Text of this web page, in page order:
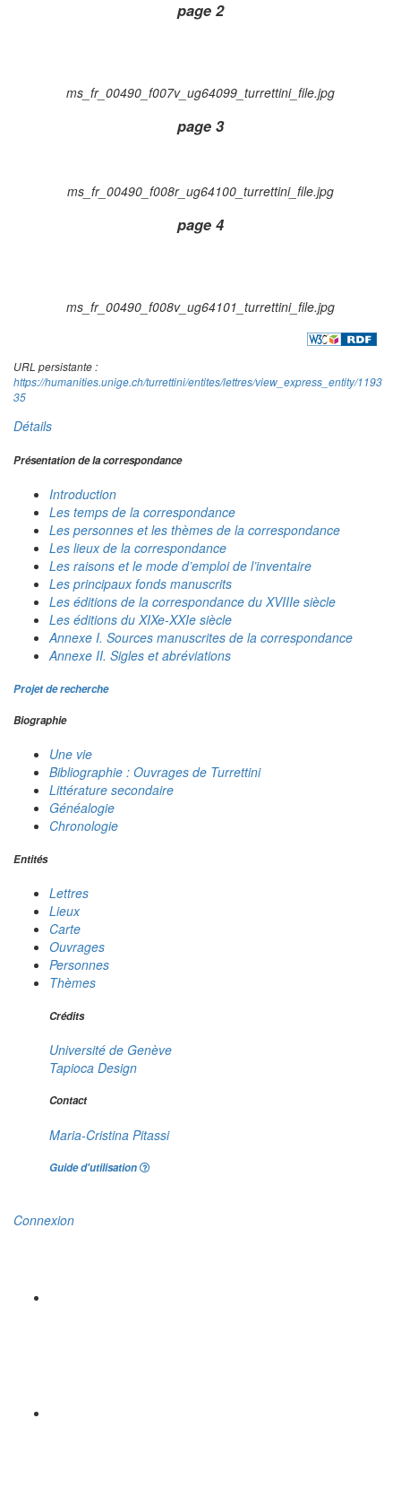
page 2
ms_fr_00490_f007v_ug64099_turrettini_file.jpg
page 3
ms_fr_00490_f008r_ug64100_turrettini_file.jpg
page 4
ms_fr_00490_f008v_ug64101_turrettini_file.jpg
URL persistante :
https://humanities.unige.ch/turrettini/entites/lettres/view_express_entity/1193
35
Détails
Présentation de la correspondance
Introduction
Les temps de la correspondance
Les personnes et les thèmes de la correspondance
Les lieux de la correspondance
Les raisons et le mode d’emploi de l’inventaire
Les principaux fonds manuscrits
Les éditions de la correspondance du XVIIIe siècle
Les éditions du XIXe-XXIe siècle
Annexe I. Sources manuscrites de la correspondance
Annexe II. Sigles et abréviations
Projet de recherche
Biographie
Une vie
Bibliographie : Ouvrages de Turrettini
Littérature secondaire
Généalogie
Chronologie
Entités
Lettres
Lieux
Carte
Ouvrages
Personnes
Thèmes
Crédits
Université de Genève
Tapioca Design
Contact
Maria-Cristina Pitassi
Guide d'utilisation
Connexion